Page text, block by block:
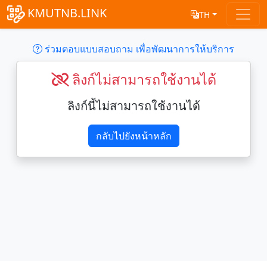
KMUTNB.LINK TH
ร่วมตอบแบบสอบถาม เพื่อพัฒนาการให้บริการ
ลิงก์ไม่สามารถใช้งานได้
ลิงก์นี้ไม่สามารถใช้งานได้
กลับไปยังหน้าหลัก